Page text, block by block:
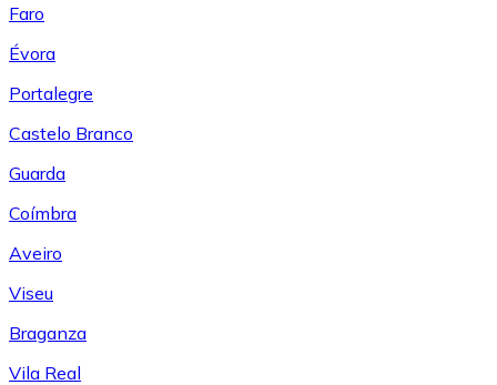
Faro
Évora
Portalegre
Castelo Branco
Guarda
Coímbra
Aveiro
Viseu
Braganza
Vila Real